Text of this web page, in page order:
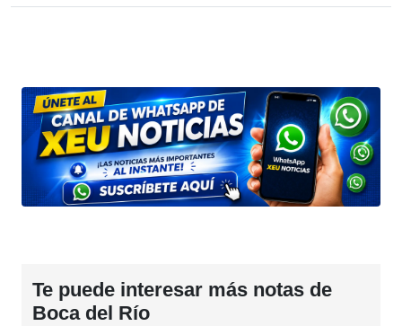
Te puede interesar más notas de
Boca del Río